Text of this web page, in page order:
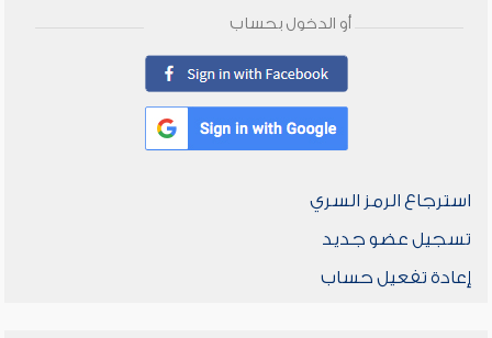
أو الدخول بحساب
استرجاع الرمز السري
تسجيل عضو جديد
إعادة تفعيل حساب